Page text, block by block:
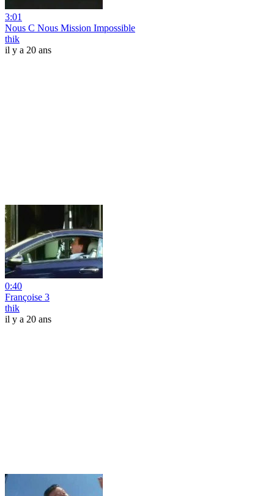
3:01
Nous C Nous Mission Impossible
thik
il y a 20 ans
0:40
Françoise 3
thik
il y a 20 ans